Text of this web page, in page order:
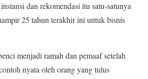
dan rekomendasi itu satu-satunya
25 tahun terakhir ini untuk bisnis
menjadi ramah dan pemaaf setelah
nyata oleh orang yang tulus